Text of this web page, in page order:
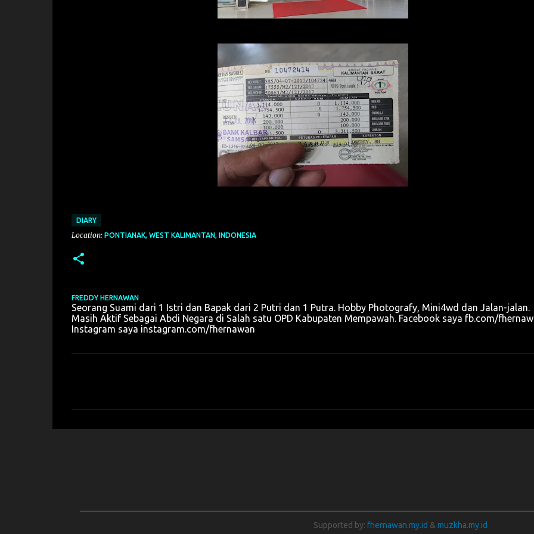
DIARY
Location: PONTIANAK, WEST KALIMANTAN, INDONESIA
FREDDY HERNAWAN
Seorang Suami dari 1 Istri dan Bapak dari 2 Putri dan 1 Putra. Hobby Photografy, Mini4wd dan Jalan-jalan.
Masih Aktif Sebagai Abdi Negara di Salah satu OPD Kabupaten Mempawah. Facebook saya fb.com/
Instagram saya instagram.com/fhernawan
Supported by: fhernawan.my.id & muzkha.my.id